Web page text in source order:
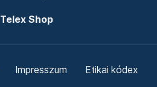
Telex Shop
Impresszum Etikai kódex